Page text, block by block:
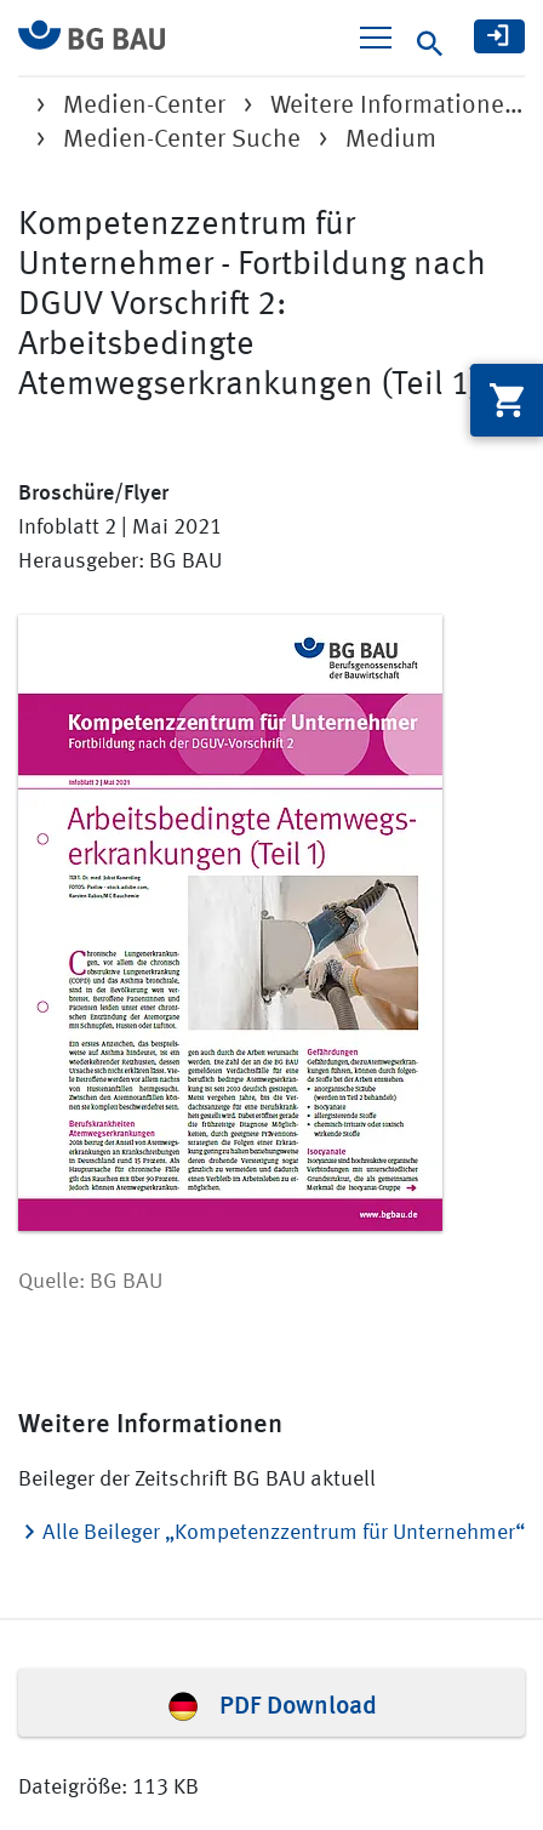
Suche
Medien-Center
Weitere Informatione…
Medien-Center Suche
Medium
Kompetenzzentrum für
Unternehmer - Fortbildung nach
DGUV Vorschrift 2:
Arbeitsbedingte
Atemwegserkrankungen (Teil 1)
Broschüre/Flyer
Infoblatt 2 | Mai 2021
Herausgeber: BG BAU
Quelle: BG BAU
Weitere Informationen
Beileger der Zeitschrift BG BAU aktuell
Alle Beileger „Kompetenzzentrum für Unternehmer“
PDF Download
Dateigröße: 113 KB